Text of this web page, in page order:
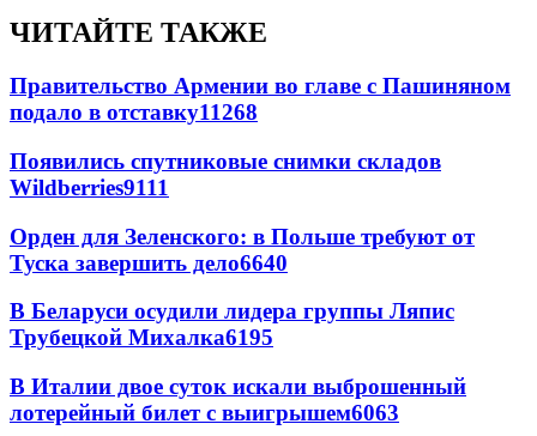
ЧИТАЙТЕ ТАКЖЕ
Правительство Армении во главе с Пашиняном
подало в отставку11268
Появились спутниковые снимки складов
Wildberries9111
Орден для Зеленского: в Польше требуют от
Туска завершить дело6640
В Беларуси осудили лидера группы Ляпис
Трубецкой Михалка6195
В Италии двое суток искали выброшенный
лотерейный билет с выигрышем6063